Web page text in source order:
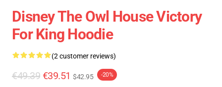
Disney The Owl House Victory
For King Hoodie
(2 customer reviews)
€49.39 €39.51 $42.95 -20%